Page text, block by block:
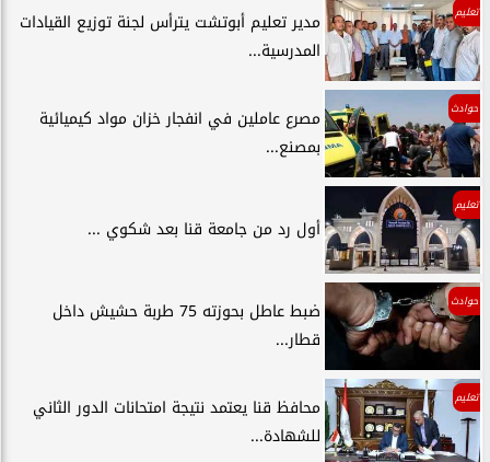
تعليم
مدير تعليم أبوتشت يترأس لجنة توزيع القيادات
المدرسية...
حوادث
مصرع عاملين في انفجار خزان مواد كيميائية
بمصنع...
تعليم
أول رد من جامعة قنا بعد شكوي ...
حوادث
ضبط عاطل بحوزته 75 طربة حشيش داخل
قطار...
تعليم
محافظ قنا يعتمد نتيجة امتحانات الدور الثاني
للشهادة...